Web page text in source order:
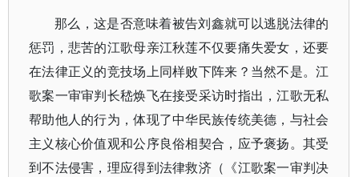
那么，这是否意味着被告刘鑫就可以逃脱法律的
惩罚，悲苦的江歌母亲江秋莲不仅要痛失爱女，还要
在法律正义的竞技场上同样败下阵来？当然不是。江
歌案一审审判长嵇焕飞在接受采访时指出，江歌无私
帮助他人的行为，体现了中华民族传统美德，与社会
主义核心价值观和公序良俗相契合，应予褒扬。其受
到不法侵害，理应得到法律救济（《江歌案一审判决